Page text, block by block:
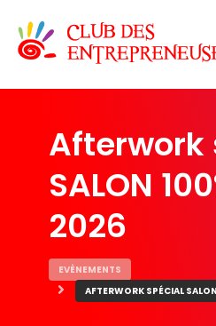
Afterwork
SALON
2026
EVÈNEMENTS
AFTERWORK SPÉCIAL